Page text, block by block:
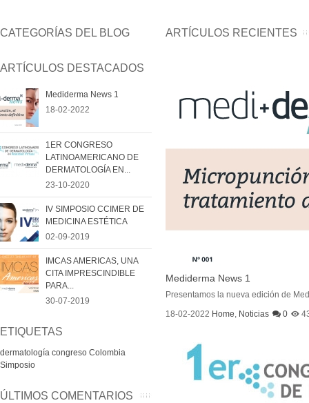
CATEGORÍAS DEL BLOG
ARTÍCULOS DESTACADOS
Mediderma News 1
18-02-2022
1ER CONGRESO
LATINOAMERICANO DE
DERMATOLOGÍA EN...
23-10-2020
IV SIMPOSIO CCIMER DE
MEDICINA ESTÉTICA
02-09-2019
IMCAS AMERICAS, UNA
CITA IMPRESCINDIBLE
PARA...
30-07-2019
ETIQUETAS
dermatología congreso Colombia
Simposio
ÚLTIMOS COMENTARIOS
ARTÍCULOS RECIENTES
Mediderma News 1
Presentamos la nueva edición de
18-02-2022 Home, Noticias 0